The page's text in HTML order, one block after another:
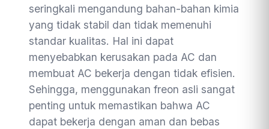
seringkali mengandung bahan-bahan kimia
yang tidak stabil dan tidak memenuhi
standar kualitas. Hal ini dapat
menyebabkan kerusakan pada AC dan
membuat AC bekerja dengan tidak efisien.
Sehingga, menggunakan freon asli sangat
penting untuk memastikan bahwa AC
dapat bekerja dengan aman dan bebas